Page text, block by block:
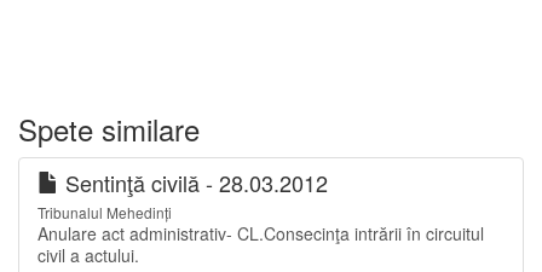
Spete similare
Sentinţă civilă - 28.03.2012
Tribunalul Mehedinți
Anulare act administrativ- CL.Consecinţa intrării în circuitul
civil a actului.